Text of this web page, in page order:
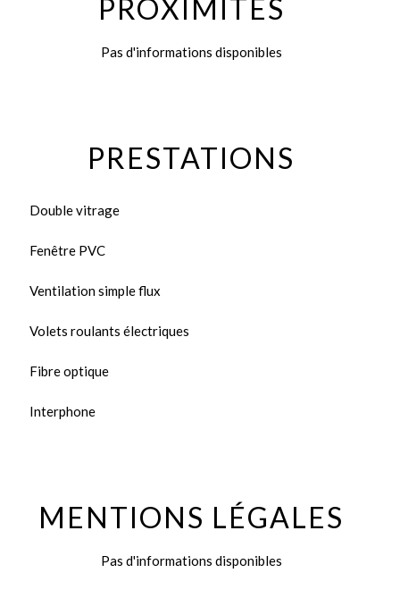
PROXIMITÉS
Pas d'informations disponibles
PRESTATIONS
Double vitrage
Fenêtre PVC
Ventilation simple flux
Volets roulants électriques
Fibre optique
Interphone
MENTIONS LÉGALES
Pas d'informations disponibles